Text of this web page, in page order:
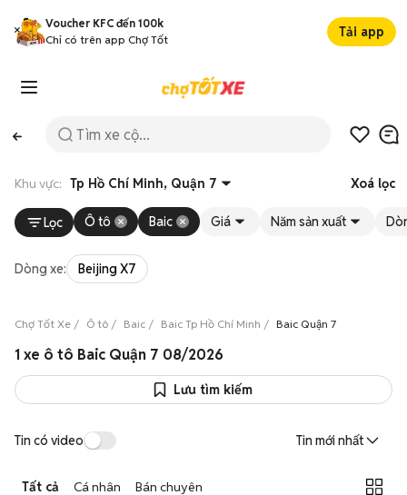
Voucher KFC đến 100k
Chỉ có trên app Chợ Tốt
Tải app
Khu vực: Tp Hồ Chí Minh, Quận 7 Xoá lọc
Lọc Ô tô Baic Giá Năm sản xuất
Dòng xe: Beijing X7
Chợ Tốt Xe Ô tô Baic Baic Tp Hồ Chí Minh Baic Quận 7
1 xe ô tô Baic Quận 7 08/2026
Lưu tìm kiếm
Tin có video Tin mới nhất
Tất cả Cá nhân Bán chuyên